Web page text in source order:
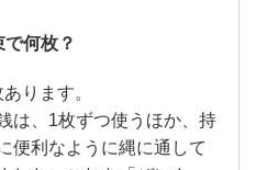
で何枚？
ります。
は、1枚ずつ使うほか、持
便利なように縄に通して